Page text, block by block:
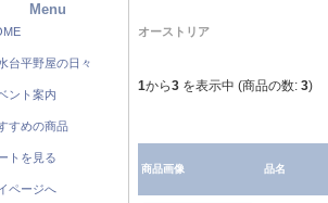
Menu
台平野屋の日々
ント案内
すめの商品
トを見る
ページへ
オーストリア
1から3 を表示中 (商品の数: 3)
商品画像 品名